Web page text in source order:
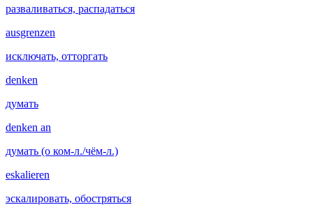
разваливаться, распадаться
ausgrenzen
исключать, отторгать
denken
думать
denken an
думать (о ком-л./чём-л.)
eskalieren
эскалировать, обостряться